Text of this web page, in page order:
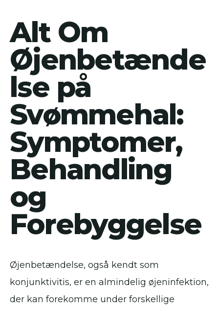
Alt Om
Øjenbetænde
lse på
Svømmehal:
Symptomer,
Behandling
og
Forebyggelse
Øjenbetændelse, også kendt som
konjunktivitis, er en almindelig øjeninfektion,
der kan forekomme under forskellige